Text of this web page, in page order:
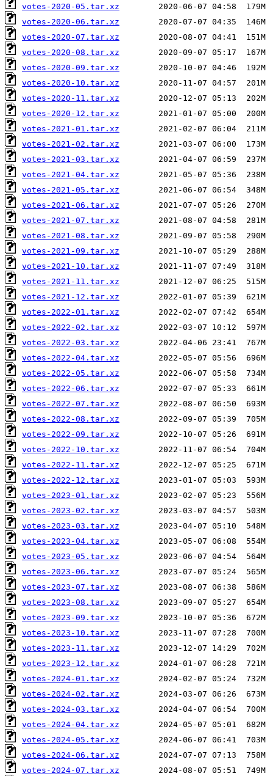
votes-2020-05.tar.xz
votes-2020-06.tar.xz
votes-2020-07.tar.xz
votes-2020-08.tar.xz
votes-2020-09.tar.xz
votes-2020-10.tar.xz
votes-2020-11.tar.xz
votes-2020-12.tar.xz
votes-2021-01.tar.xz
votes-2021-02.tar.xz
votes-2021-03.tar.xz
votes-2021-04.tar.xz
votes-2021-05.tar.xz
votes-2021-06.tar.xz
votes-2021-07.tar.xz
votes-2021-08.tar.xz
votes-2021-09.tar.xz
votes-2021-10.tar.xz
votes-2021-11.tar.xz
votes-2021-12.tar.xz
votes-2022-01.tar.xz
votes-2022-02.tar.xz
votes-2022-03.tar.xz
votes-2022-04.tar.xz
votes-2022-05.tar.xz
votes-2022-06.tar.xz
votes-2022-07.tar.xz
votes-2022-08.tar.xz
votes-2022-09.tar.xz
votes-2022-10.tar.xz
votes-2022-11.tar.xz
votes-2022-12.tar.xz
votes-2023-01.tar.xz
votes-2023-02.tar.xz
votes-2023-03.tar.xz
votes-2023-04.tar.xz
votes-2023-05.tar.xz
votes-2023-06.tar.xz
votes-2023-07.tar.xz
votes-2023-08.tar.xz
votes-2023-09.tar.xz
votes-2023-10.tar.xz
votes-2023-11.tar.xz
votes-2023-12.tar.xz
votes-2024-01.tar.xz
votes-2024-02.tar.xz
votes-2024-03.tar.xz
votes-2024-04.tar.xz
votes-2024-05.tar.xz
votes-2024-06.tar.xz
votes-2024-07.tar.xz